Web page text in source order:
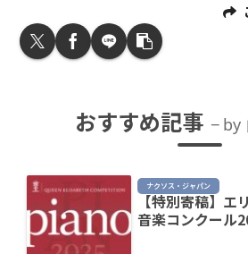
おすすめ記事 by
ナクソス・ジャパン
【特別寄稿】
音楽コンクール